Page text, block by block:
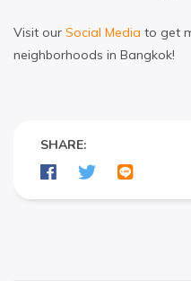
Visit our Social Media to get
neighborhoods in Bangkok!
SHARE: